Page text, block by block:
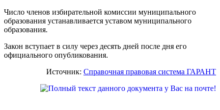
Число членов избирательной комиссии муниципального
образования устанавливается уставом муниципального
образования.
Закон вступает в силу через десять дней после дня его
официального опубликования.
Источник: Справочная правовая система ГАРАНТ